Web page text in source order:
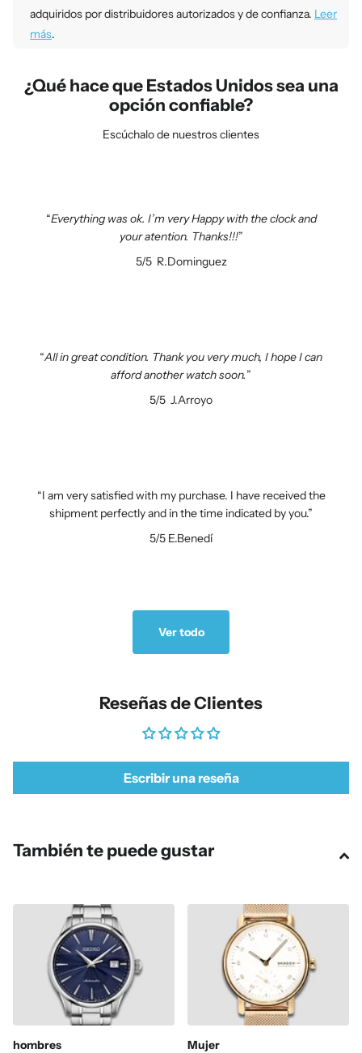
adquiridos por distribuidores autorizados y de confianza. Leer
más.
¿Qué hace que Estados Unidos sea una
opción confiable?
Escúchalo de nuestros clientes
Everything was ok. I’m very Happy with the clock and
your atention. Thanks!!!
5/5R.Dominguez
All in great condition. Thank you very much, I hope I can
afford another watch soon.
5/5 J.Arroyo
I am very satisfied with my purchase. I have received the
shipment perfectly and in the time indicated by you.
5/5 E.Benedí
Ver todo
Reseñas de Clientes
Escribir una reseña
También te puede gustar
hombres Mujer